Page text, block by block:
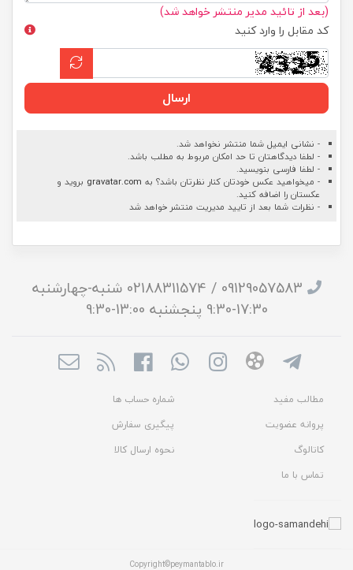
(بعد از تائید مدیر منتشر خواهد شد)
کد مقابل را وارد کنید
ارسال
- نشانی ایمیل شما منتشر نخواهد شد.
- لطفا دیدگاهتان تا حد امکان مربوط به مطلب باشد.
- لطفا فارسی بنویسید.
- میخواهید عکس خودتان کنار نظرتان باشد؟ به gravatar.com بروید و
عکستان را اضافه کنید.
- نظرات شما بعد از تایید مدیریت منتشر خواهد شد
09129057583 / 02188311574 شنبه-چهارشنبه
17:30-9:30 پنجشنبه 13:00-9:30
مطالب مفید
شماره حساب ها
پروانه عضویت
پیگیری سفارش
کاتالوگ
نحوه ارسال کالا
تماس با ما
Copyright©peymantablo.ir